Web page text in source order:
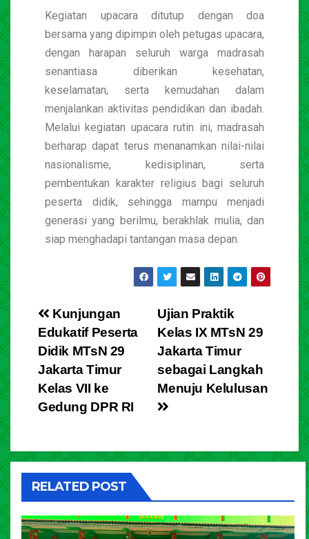
Kegiatan upacara ditutup dengan doa
bersama yang dipimpin oleh petugas upacara,
dengan harapan seluruh warga madrasah
senantiasa diberikan kesehatan,
keselamatan, serta kemudahan dalam
menjalankan aktivitas pendidikan dan ibadah.
Melalui kegiatan upacara rutin ini, madrasah
berharap dapat terus menanamkan nilai-nilai
nasionalisme, kedisiplinan, serta
pembentukan karakter religius bagi seluruh
peserta didik, sehingga mampu menjadi
generasi yang berilmu, berakhlak mulia, dan
siap menghadapi tantangan masa depan.
Ujian Praktik
Kelas IX MTsN 29
Jakarta Timur
sebagai Langkah
Menuju Kelulusan
Kunjungan
Edukatif Peserta
Didik MTsN 29
Jakarta Timur
Kelas VII ke
Gedung DPR RI
RELATED POST